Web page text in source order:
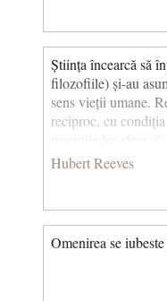
încetează, se va
moarte… (Praf de
Știința încearcă să
filozofiile) și-au
sens vieții umane.
reciproc, cu
Hubert Reeves
Omenirea se